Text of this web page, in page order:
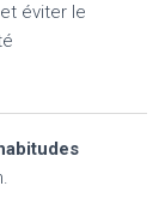
éviter le